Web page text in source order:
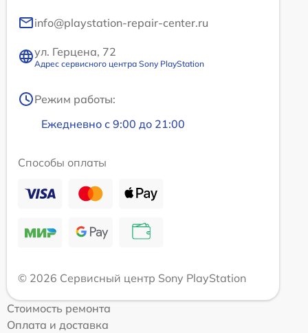
info@playstation-repair-center.ru
ул. Герцена, 72
Адрес сервисного центра Sony PlayStation
Режим работы:
Ежедневно с 9:00 до 21:00
Способы оплаты
© 2026 Сервисный центр Sony PlayStation
Стоимость ремонта
Оплата и доставка